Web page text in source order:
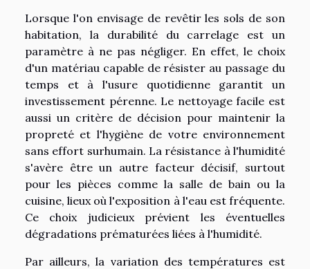
Lorsque l'on envisage de revêtir les sols de son
habitation, la durabilité du carrelage est un
paramètre à ne pas négliger. En effet, le choix
d'un matériau capable de résister au passage du
temps et à l'usure quotidienne garantit un
investissement pérenne. Le nettoyage facile est
aussi un critère de décision pour maintenir la
propreté et l'hygiène de votre environnement
sans effort surhumain. La résistance à l'humidité
s'avère être un autre facteur décisif, surtout
pour les pièces comme la salle de bain ou la
cuisine, lieux où l'exposition à l'eau est fréquente.
Ce choix judicieux prévient les éventuelles
dégradations prématurées liées à l'humidité.
Par ailleurs, la variation des températures est